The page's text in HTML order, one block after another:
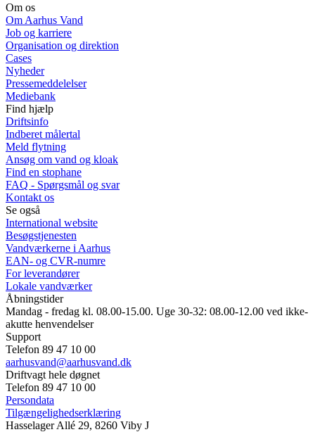
Om os
Om Aarhus Vand
Job og karriere
Organisation og direktion
Cases
Nyheder
Pressemeddelelser
Mediebank
Find hjælp
Driftsinfo
Indberet målertal
Meld flytning
Ansøg om vand og kloak
Find en stophane
FAQ - Spørgsmål og svar
Kontakt os
Se også
International website
Besøgstjenesten
Vandværkerne i Aarhus
EAN- og CVR-numre
For leverandører
Lokale vandværker
Åbningstider
Mandag - fredag kl. 08.00-15.00. Uge 30-32: 08.00-12.00 ved ikke-
akutte henvendelser
Support
Telefon 89 47 10 00
aarhusvand@aarhusvand.dk
Driftvagt hele døgnet
Telefon 89 47 10 00
Persondata
Tilgængelighedserklæring
Hasselager Allé 29, 8260 Viby J